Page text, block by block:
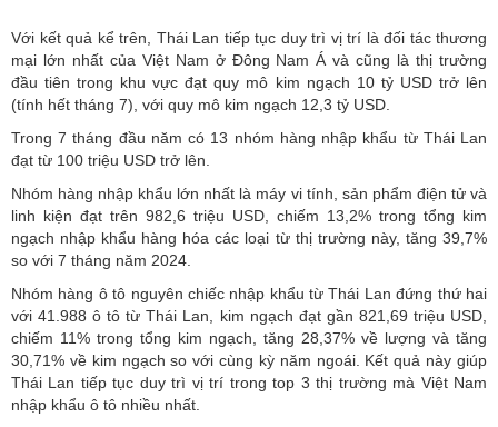
Với kết quả kể trên, Thái Lan tiếp tục duy trì vị trí là đối tác thương
mại lớn nhất của Việt Nam ở Đông Nam Á và cũng là thị trường
đầu tiên trong khu vực đạt quy mô kim ngạch 10 tỷ USD trở lên
(tính hết tháng 7), với quy mô kim ngạch 12,3 tỷ USD.
Trong 7 tháng đầu năm có 13 nhóm hàng nhập khẩu từ Thái Lan
đạt từ 100 triệu USD trở lên.
Nhóm hàng nhập khẩu lớn nhất là máy vi tính, sản phẩm điện tử và
linh kiện đạt trên 982,6 triệu USD, chiếm 13,2% trong tổng kim
ngạch nhập khẩu hàng hóa các loại từ thị trường này, tăng 39,7%
so với 7 tháng năm 2024.
Nhóm hàng ô tô nguyên chiếc nhập khẩu từ Thái Lan đứng thứ hai
với 41.988 ô tô từ Thái Lan, kim ngạch đạt gần 821,69 triệu USD,
chiếm 11% trong tổng kim ngạch, tăng 28,37% về lượng và tăng
30,71% về kim ngạch so với cùng kỳ năm ngoái. Kết quả này giúp
Thái Lan tiếp tục duy trì vị trí trong top 3 thị trường mà Việt Nam
nhập khẩu ô tô nhiều nhất.